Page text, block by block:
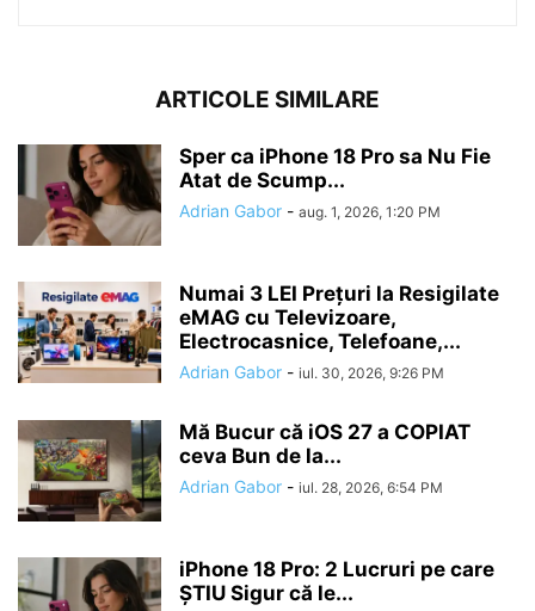
ARTICOLE SIMILARE
Sper ca iPhone 18 Pro sa Nu Fie
Atat de Scump...
Adrian Gabor - aug. 1, 2026, 1:20 PM
Numai 3 LEI Prețuri la Resigilate
eMAG cu Televizoare,
Electrocasnice, Telefoane,...
Adrian Gabor - iul. 30, 2026, 9:26 PM
Mă Bucur că iOS 27 a COPIAT
ceva Bun de la...
Adrian Gabor - iul. 28, 2026, 6:54 PM
iPhone 18 Pro: 2 Lucruri pe care
ȘTIU Sigur că le...